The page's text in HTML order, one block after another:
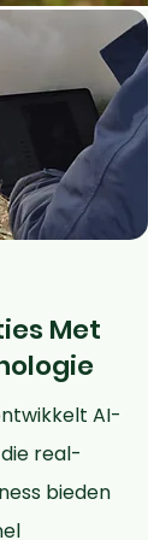
Met
AI-
real-
bieden